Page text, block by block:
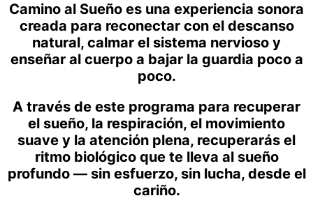
Camino al Sueño es una experiencia sonora
creada para reconectar con el descanso
natural, calmar el sistema nervioso y
enseñar al cuerpo a bajar la guardia poco a
poco.
A través de este programa para recuperar
el sueño, la respiración, el movimiento
suave y la atención plena, recuperarás el
ritmo biológico que te lleva al sueño
profundo — sin esfuerzo, sin lucha, desde el
cariño.